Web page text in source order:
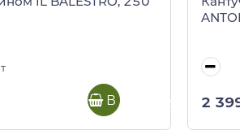
В корзину 2